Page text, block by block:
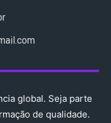
global. Seja parte
de qualidade.